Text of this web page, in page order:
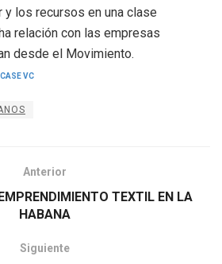
y los recursos en una clase
relación con las empresas
desde el Movimiento.
VC
Anterior
TEXTIL EN LA
HABANA
Siguiente